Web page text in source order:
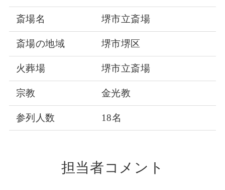
斎場名 堺市立斎場
斎場の地域 堺市堺区
火葬場 堺市立斎場
宗教 金光教
参列人数 18名
担当者コメント